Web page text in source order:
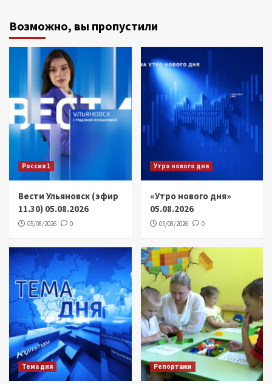
Возможно, вы пропустили
Россия 1
Вести Ульяновск (эфир
11.30) 05.08.2026
05/08/2026 0
Утро нового дня
«Утро нового дня»
05.08.2026
05/08/2026 0
Тема дня Репортажи